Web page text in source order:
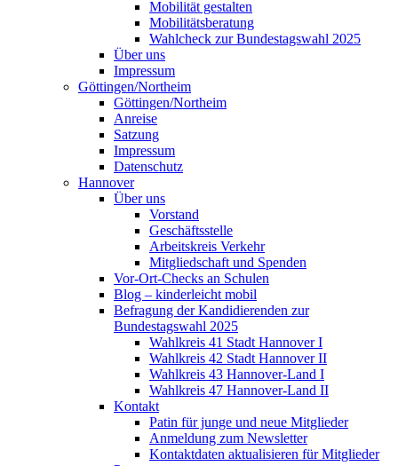
Mobilität gestalten
Mobilitätsberatung
Wahlcheck zur Bundestagswahl 2025
Über uns
Impressum
Göttingen/Northeim
Göttingen/Northeim
Anreise
Satzung
Impressum
Datenschutz
Hannover
Über uns
Vorstand
Geschäftsstelle
Arbeitskreis Verkehr
Mitgliedschaft und Spenden
Vor-Ort-Checks an Schulen
Blog – kinderleicht mobil
Befragung der Kandidierenden zur
Bundestagswahl 2025
Wahlkreis 41 Stadt Hannover I
Wahlkreis 42 Stadt Hannover II
Wahlkreis 43 Hannover-Land I
Wahlkreis 47 Hannover-Land II
Kontakt
Patin für junge und neue Mitglieder
Anmeldung zum Newsletter
Kontaktdaten aktualisieren für Mitglieder